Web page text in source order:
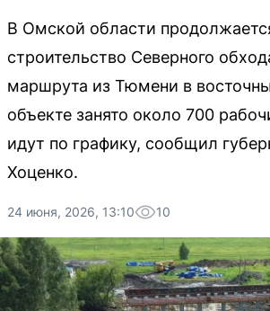
В Омской области
строительство Северного
маршрута из Тюмени в
объекте занято около 700
идут по графику, сообщил
Хоценко.
24 июня, 2026, 13:10 10